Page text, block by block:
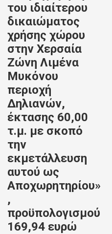
του ιδιαίτερου
δικαιώματος
χρήσης χώρου
στην Χερσαία
Ζώνη Λιμένα
Μυκόνου
περιοχή
Δηλιανών,
έκτασης 60,00
τ.μ. με σκοπό
την
εκμετάλλευση
αυτού ως
Αποχωρητηρίου»
,
προϋπολογισμού
169,94 ευρώ